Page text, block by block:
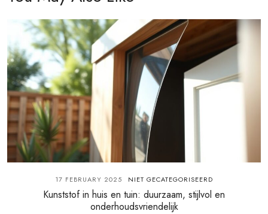
17 FEBRUARY 2025 NIET GECATEGORISEERD
Kunststof in huis en tuin: duurzaam, stijlvol en
onderhoudsvriendelijk